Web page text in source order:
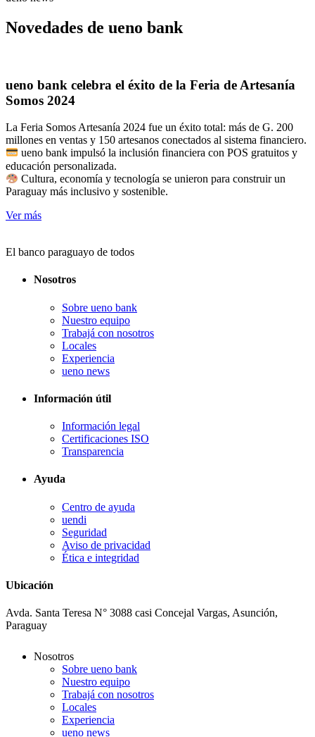
Novedades de ueno bank
ueno bank celebra el éxito de la Feria de Artesanía
Somos 2024
La Feria Somos Artesanía 2024 fue un éxito total: más de G. 200
millones en ventas y 150 artesanos conectados al sistema financiero.
ueno bank impulsó la inclusión financiera con POS gratuitos y
educación personalizada.
Cultura, economía y tecnología se unieron para construir un
Paraguay más inclusivo y sostenible.
Ver más
El banco paraguayo de todos
Nosotros
Sobre ueno bank
Nuestro equipo
Trabajá con nosotros
Locales
Experiencia
ueno news
Información útil
Información legal
Certificaciones ISO
Transparencia
Ayuda
Centro de ayuda
uendi
Seguridad
Aviso de privacidad
Ética e integridad
Ubicación
Avda. Santa Teresa N° 3088 casi Concejal Vargas, Asunción,
Paraguay
Nosotros
Sobre ueno bank
Nuestro equipo
Trabajá con nosotros
Locales
Experiencia
ueno news